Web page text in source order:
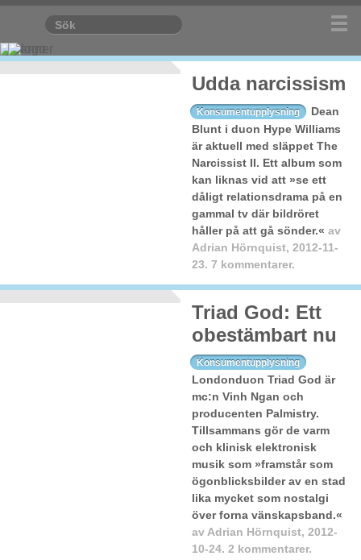
Udda narcissism
Konsumentupplysning
Dean
Blunt i duon Hype Williams
är aktuell med släppet The
Narcissist II. Ett album som
kan liknas vid att »se ett
dåligt relationsdrama på en
gammal tv där bildröret
håller på att gå sönder.« av
Adrian Hörnquist, 2012-11-
23. 7 kommentarer.
Triad God: Ett
obestämbart nu
Konsumentupplysning
Londonduon Triad God är
mc:n Vinh Ngan och
producenten Palmistry.
Tillsammans gör de varm
och klinisk elektronisk
musik som »framstår som
ögonblicksbilder av en stad
lika mycket som nostalgi
över forna vänskapsband.«
av Adrian Hörnquist, 2012-
10-24. 2 kommentarer.